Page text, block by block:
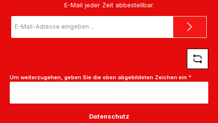
E-Mail jeder Zeit abbestellbar.
Mail-
Um weiterzugehen, geben Sie die oben abgebildeten Zeichen ein *
Datenschutz